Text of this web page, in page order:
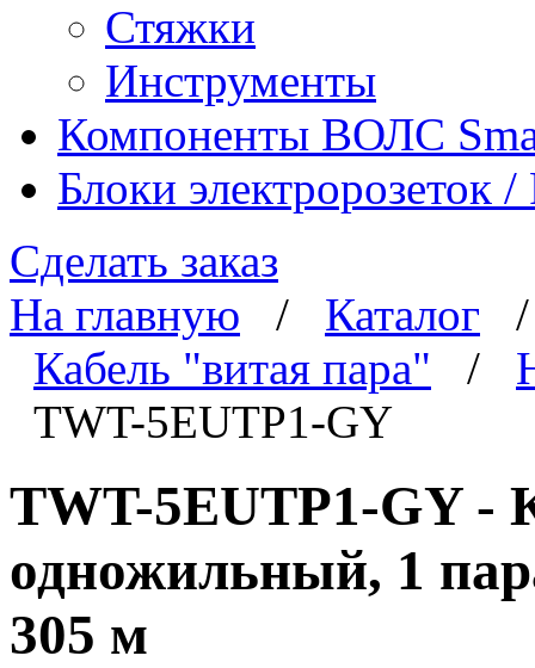
Стяжки
Инструменты
Компоненты ВОЛС
Блоки электророзеток
Сделать заказ
На главную / Каталог
Кабель "витая пара" /
TWT-5EUTP1-GY
TWT-5EUTP1-GY -
одножильный, 1
305 м